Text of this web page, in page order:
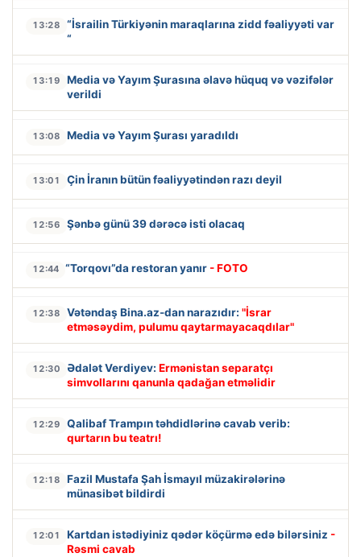
13:28
“İsrailin Türkiyənin maraqlarına zidd fəaliyyəti var
“
13:19
Media və Yayım Şurasına əlavə hüquq və vəzifələr
verildi
13:08 Media və Yayım Şurası yaradıldı
13:01 Çin İranın bütün fəaliyyətindən razı deyil
12:56 Şənbə günü 39 dərəcə isti olacaq
12:44 “Torqovı”da restoran yanır - FOTO
12:38 Vətəndaş Bina.az-dan narazıdır: "İsrar
etməsəydim, pulumu qaytarmayacaqdılar"
12:30 Ədalət Verdiyev: Ermənistan separatçı
simvollarını qanunla qadağan etməlidir
12:29
Qalibaf Trampın təhdidlərinə cavab verib:
qurtarın bu teatrı!
12:18
Fazil Mustafa Şah İsmayıl müzakirələrinə
münasibət bildirdi
12:01 Kartdan istədiyiniz qədər köçürmə edə bilərsiniz -
Rəsmi cavab